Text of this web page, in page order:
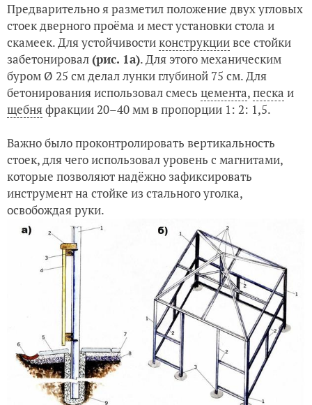
Предварительно я разметил положение двух угловых
стоек дверного проёма и мест установки стола и
скамеек. Для устойчивостиконструкциивсе стойки
забетонировал(рис. 1а). Для этого механическим
буром Ø 25 см делал лунки глубиной 75 см. Для
бетонирования использовал смесь цемента,песка и
щебняфракции 20–40 мм в пропорции 1: 2: 1,5.
Важно было проконтролировать вертикальность
стоек, для чего использовал уровень с магнитами,
которые позволяют надёжно зафиксировать
инструмент на стойке из стального уголка,
освобождая руки.